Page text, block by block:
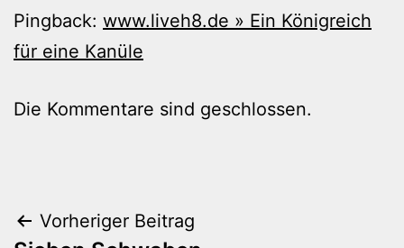
Pingback: www.liveh8.de » Ein Königreich
für eine Kanüle
Die Kommentare sind geschlossen.
Beitragsnavigation
Vorheriger Beitrag